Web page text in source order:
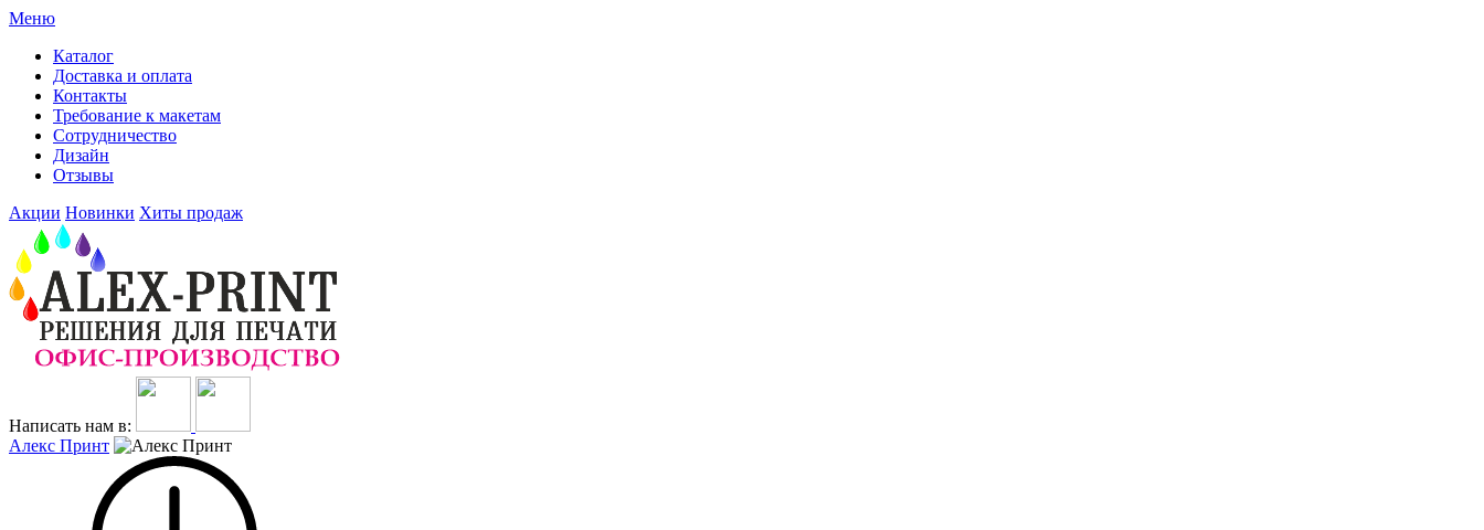
Меню
Каталог
Доставка и оплата
Контакты
Требование к макетам
Сотрудничество
Дизайн
Отзывы
Акции Новинки Хиты продаж
Написать нам в:
Алекс Принт